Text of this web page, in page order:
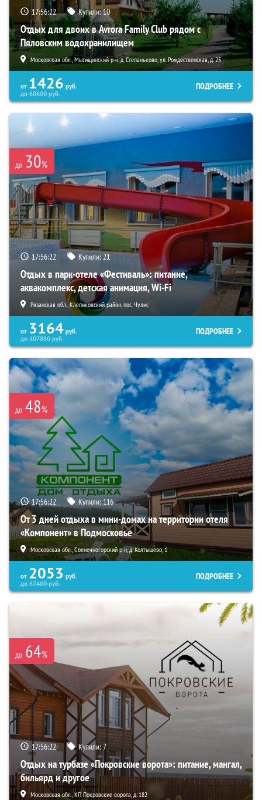
17:56:21 Купили:10
Отдых для двоих в Avrora Family Club рядом с
Пяловским водохранилищем
Московская обл., Мытищинский р-н, д. Степаньково, ул. Рождественская, д. 25
от 1426 руб.
до60600руб.
ПОДРОБНЕЕ
до 30%
17:56:21 Купили:21
Отдых в парк-отеле «Фестиваль»: питание,
аквакомплекс, детская анимация, Wi-Fi
Рязанская обл., Клепиковский район, пос. Чулис
от 3164 руб.
до107880руб.
ПОДРОБНЕЕ
до 48%
17:56:21 Купили: 116
От 3 дней отдыха в мини-домах на территории отеля
«Компонент» в Подмосковье
Московская обл., Солнечногорский р-н, д. Колтышево, 1
от 2053 руб.
до67400руб.
ПОДРОБНЕЕ
до 64%
17:56:21 Купили:7
Отдых на турбазе «Покровские ворота»: питание, мангал,
бильярд и другое
Московская обл., КП Покровские ворота, д. 182